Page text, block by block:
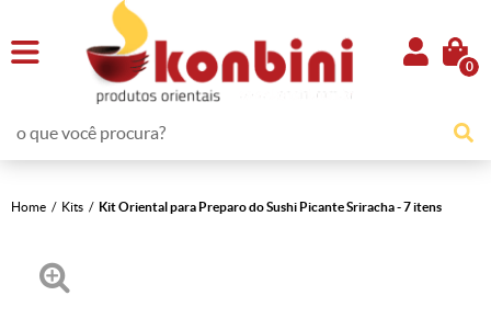
0
Home Kits Kit Oriental para Preparo do Sushi Picante Sriracha - 7 itens